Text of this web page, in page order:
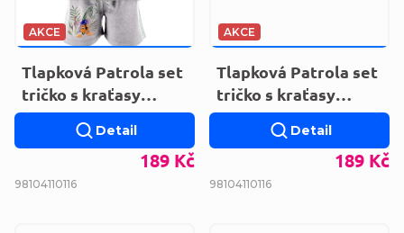
AKCE
Tlapková Patrola set
tričko s kraťasy
EV1182.BIO.GREEN
189 Kč
Detail
98104110116
AKCE
Tlapková Patrola set
tričko s kraťasy
EV1182.BIO.ORANGE
189 Kč
Detail
98104110116